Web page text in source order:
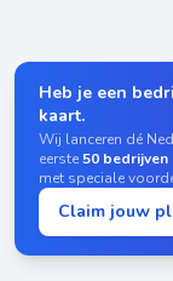
Heb je een
kaart.
Wij lanceren dé
eerste50 bedrijven
met speciale
Claim jouw